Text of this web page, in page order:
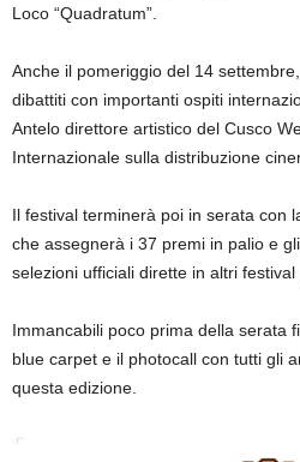
Loco “Quadratum”.
Anche il pomeriggio del 14
dibattiti con importanti ospiti
Antelo direttore artistico del Cusco
Internazionale sulla distribuzione
Il festival terminerà poi in serata con
che assegnerà i 37 premi in palio e
selezioni ufficiali dirette in altri
Immancabili poco prima della serata
blue carpet e il photocall con tutti gli
questa edizione.